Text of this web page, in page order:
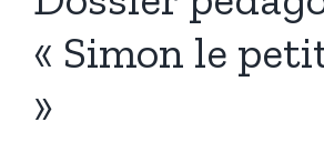
« Simon le
»